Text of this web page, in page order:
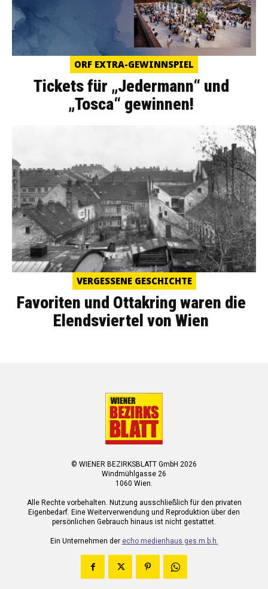
ORF EXTRA-GEWINNSPIEL
Tickets für „Jedermann“ und
„Tosca“ gewinnen!
VERGESSENE GESCHICHTE
Favoriten und Ottakring waren die
Elendsviertel von Wien
© WIENER BEZIRKSBLATT GmbH 2026
Windmühlgasse 26
1060 Wien.
Alle Rechte vorbehalten. Nutzung ausschließlich für den privaten
Eigenbedarf. Eine Weiterverwendung und Reproduktion über den
persönlichen Gebrauch hinaus ist nicht gestattet.
Ein Unternehmen der echo medienhaus ges.m.b.h.